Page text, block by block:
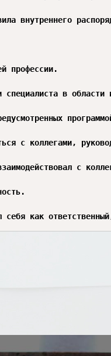
внутреннего
профессии.
в
с коллегами,
с
себя как